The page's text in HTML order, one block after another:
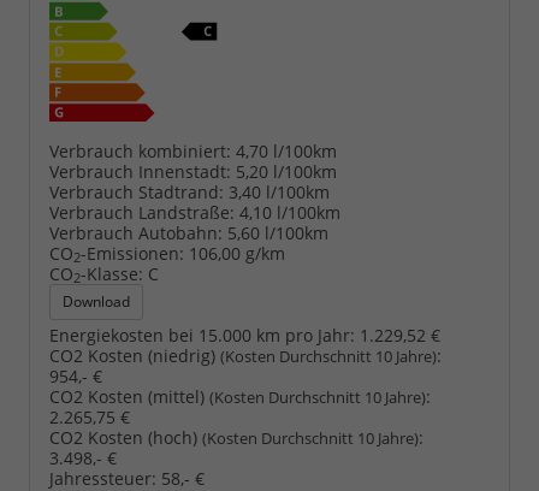
Verbrauch kombiniert: 4,70 l/100km
Verbrauch Innenstadt: 5,20 l/100km
Verbrauch Stadtrand: 3,40 l/100km
Verbrauch Landstraße: 4,10 l/100km
Verbrauch Autobahn: 5,60 l/100km
CO2-Emissionen: 106,00 g/km
CO2-Klasse: C
Download
Energiekosten bei 15.000 km pro Jahr: 1.229,52 €
CO2 Kosten (niedrig) (Kosten Durchschnitt 10 Jahre):
954,- €
CO2 Kosten (mittel) (Kosten Durchschnitt 10 Jahre):
2.265,75 €
CO2 Kosten (hoch) (Kosten Durchschnitt 10 Jahre):
3.498,- €
Jahressteuer: 58,- €